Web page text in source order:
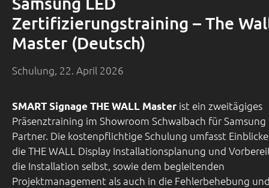
Zertifizierungstraining – The
Master (Deutsch)
Schulung, 22. April 2026
SMART Signage THE WALL Master ist ein zweitägiges
Präsenztraining im Showroom Schwalbach für Samsung
Partner. Die kostenpflichtige Schulung umfasst
die THE WALL Display Installationsplanung und
die Installation selbst, sowie dem begleitenden
Projektmanagement als auch in die Fehlerbehebung